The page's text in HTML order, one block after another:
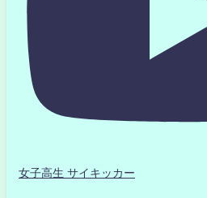
女子高生 サイキッカー